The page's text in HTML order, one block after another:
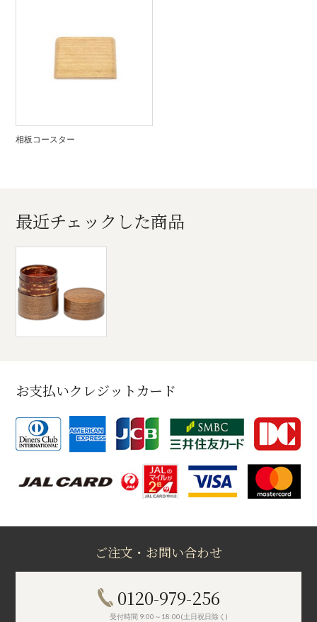
相板コースター
最近チェックした商品
お支払いクレジットカード
ご注文・お問い合わせ
0120-979-256
受付時間 9:00～18:00(土日祝日除く)